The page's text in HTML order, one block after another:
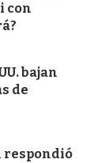
con
bajan
de
respondió